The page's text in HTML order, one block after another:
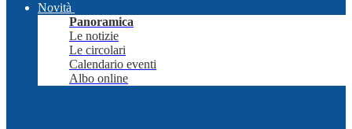
Novità
Panoramica
Le notizie
Le circolari
Calendario eventi
Albo online